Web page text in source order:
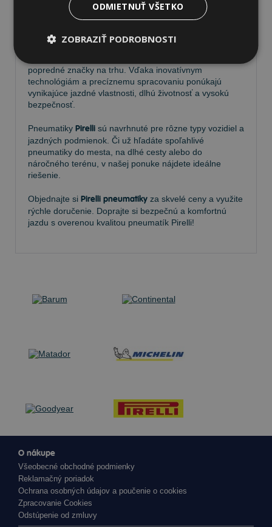
Pneumatiky Pirelli – kvalita a
spoľahlivosť na každej ceste
popredné značky na trhu. Vďaka inovatívnym
technológiám a precíznemu spracovaniu ponúkajú
vynikajúce jazdné vlastnosti, dlhú životnosť a vysokú
bezpečnosť.
Pneumatiky Pirelli sú navrhnuté pre rôzne typy vozidiel a
jazdných podmienok. Či už hľadáte spoľahlivé
pneumatiky do mesta, na dlhé cesty alebo do
náročného terénu, v našej ponuke nájdete ideálne
riešenie.
Objednajte si Pirelli pneumatiky za skvelé ceny a využite
rýchle doručenie. Doprajte si bezpečnú a komfortnú
jazdu s overenou kvalitou pneumatík Pirelli!
O nákupe
Všeobecné obchodné podmienky
Reklamačný poriadok
Ochrana osobných údajov a poučenie o cookies
Zpracovanie Cookies
Odstúpenie od zmluvy
ODMIETNUŤ VŠETKO
ZOBRAZIŤ PODROBNOSTI